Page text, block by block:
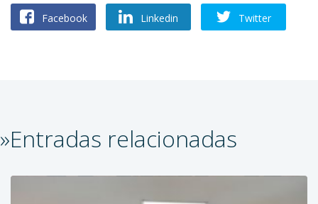
Facebook Linkedin Twitter
»Entradas relacionadas